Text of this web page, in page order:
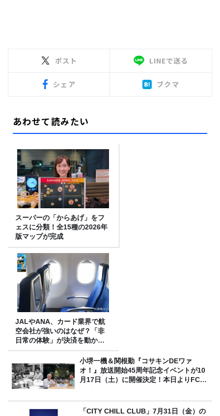
ポスト LINEで送る
シェア ブクマ
あわせて読みたい
スーパーの「からあげ」をフ
ェスに分類！全15種の2026年
版マップが完成
JALやANA、カード業界で航
空会社が強いのはなぜ？「非
日常の体験」が決済を動かす
理由
小堺一機＆関根勤『コサキンDEワァ
オ！』放送開始45周年記念イベントが10
月17日（土）に開催決定！本日よりFC先
「CITY CHILL CLUB」7月31日（金）の